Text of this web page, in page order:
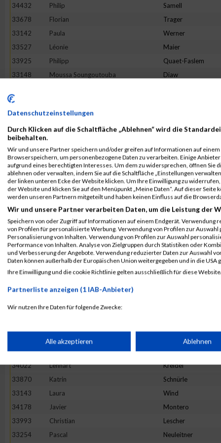
34432
Philip Samell
33678
Florian Trager
33142
Paula Werner
33527
Léonie Maier
33925
Philipp Quaet-Faslem
33148
Moussa Soungoutouba Diaw
33193
34539
Anika
34401
Constantin Liepert
34049
Christian Huber
33495
Arberie Hakaj
33291
Cristiane Cantisano
33601
Michael Fichter
33506
Phillip Swazinna
34249
Nils Dorau
33363
Louisa Theilig
33869
Julia Riehemann
33879
Johannes Mohr
33598
Lea
Michele Sollazzo
33160
Christian Lipp
34022
Lennart Kreidel
33870
Katrin Schnürle
33143
Laura Wind
34178
Javier Montero
33993
Christian Lescher
33254
Pascal Neuleitner
Datenschutzeinstellungen
Durch Klicken auf die Schaltfläche „Ablehnen“ wird die
beibehalten.
Wir und unsere Partner speichern und/oder greifen auf Informationen auf einem
Browserspeichern, um personenbezogene Daten zu verarbeiten. Einige
aufgrund eines berechtigten Interesses. Um dem zu widersprechen, öffnen Sie
ablehnen oder verwalten, indem Sie auf die Schaltfläche „Einstellungen
der linken unteren Ecke der Website klicken. Um Ihre Einwilligung zu
der Website und klicken Sie auf den Menüpunkt „Meine Daten“. Auf dieser
werden unseren Partnern mitgeteilt und haben keinen Einfluss auf die
Wir und unsere Partner verarbeiten Daten, um die Leistung der
Speichern von oder Zugriff auf Informationen auf einem Endgerät. Verwendung
von Profilen für personalisierte Werbung. Verwendung von Profilen zur
Personalisierung von Inhalten. Verwendung von Profilen zur Auswahl
Performance von Inhalten. Analyse von Zielgruppen durch Statistiken oder
und Verbesserung der Angebote. Verwendung reduzierter Daten zur Auswahl
Daten können außerhalb der Europäischen Union weitergegeben und in die USA
Ihre Einwilligung und die cookie Richtlinie gelten ausschließlich für diese
Partnerliste anzeigen (1 IAB-Anbieter)
Wir nutzen Ihre Daten für folgende Zwecke:
Speichern von oder Zugriff auf Informationen auf einem
Verwendung reduzierter Daten zur Auswahl von Werbeanzeigen
Verwendung von Profilen zur Auswahl personalisierter Werbung
Alle akzeptieren Ablehnen